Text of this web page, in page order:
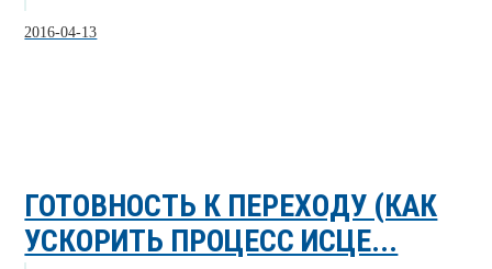
2016-04-13
ГОТОВНОСТЬ К ПЕРЕХОДУ (КАК
УСКОРИТЬ ПРОЦЕСС ИСЦЕ...